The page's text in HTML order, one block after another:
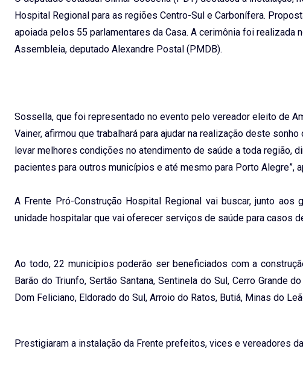
Hospital Regional para as regiões Centro-Sul e Carbonífera.
apoiada pelos 55 parlamentares da Casa. A cerimônia foi
Assembleia, deputado Alexandre Postal (PMDB).
Sossella, que foi representado no evento pelo vereador eleito de
Vainer, afirmou que trabalhará para ajudar na realização deste
levar melhores condições no atendimento de saúde a toda região,
pacientes para outros municípios e até mesmo para Porto Alegre”,
A Frente Pró-Construção Hospital Regional vai buscar, junto
unidade hospitalar que vai oferecer serviços de saúde para casos
Ao todo, 22 municípios poderão ser beneficiados com a
Barão do Triunfo, Sertão Santana, Sentinela do Sul, Cerro Grande
Dom Feliciano, Eldorado do Sul, Arroio do Ratos, Butiá, Minas do
Prestigiaram a instalação da Frente prefeitos, vices e vereadores